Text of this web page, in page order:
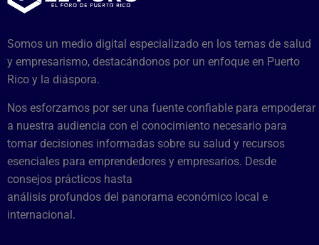
Somos un medio digital especializado en los temas de salud
y empresarismo, destacándonos por un enfoque en Puerto
Rico y la diáspora.
Nos esforzamos por ser una fuente confiable para empoderar
a nuestra audiencia con el conocimiento necesario para
tomar decisiones informadas sobre su salud y recursos
esenciales para emprendedores y empresarios. Desde
consejos prácticos hasta
análisis profundos del panorama económico local e
internacional.